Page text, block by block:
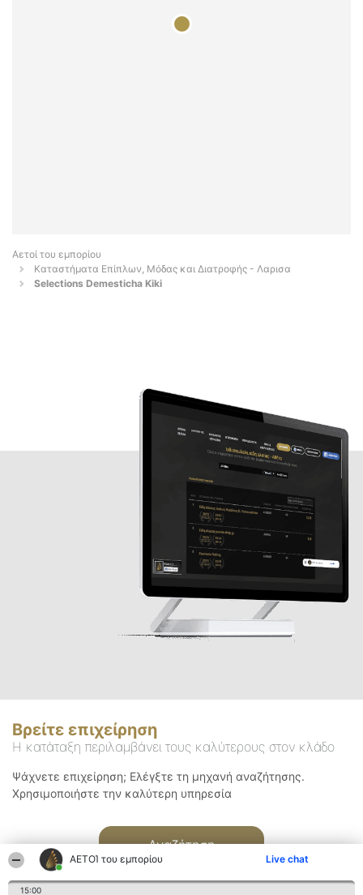
ΑΕΤΟΊ του εμπορίου Live chat
15:00
Αετοί του εμπορίου
Καταστήματα Επίπλων, Μόδας και Διατροφής - Λαρισα
Selections Demesticha Kiki
Βρείτε επιχείρηση
Η κατάταξη περιλαμβάνει τους καλύτερους στον κλάδο
Ψάχνετε επιχείρηση; Ελέγξτε τη μηχανή αναζήτησης.
Χρησιμοποιήστε την καλύτερη υπηρεσία
Αναζήτηση